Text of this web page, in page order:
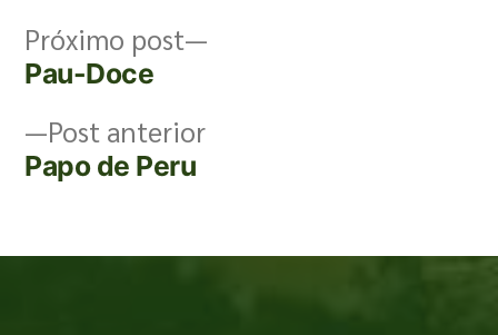
Post anterior
Papo de Peru
Próximo post
Pau-Doce